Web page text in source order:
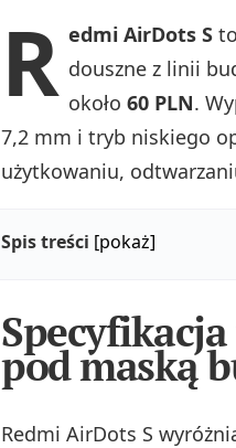
R edmi AirDots S
douszne z linii
około 60 PLN.
7,2 mm i tryb niskiego
użytkowaniu,
Spis treści [pokaż]
pod maską
Redmi AirDots S